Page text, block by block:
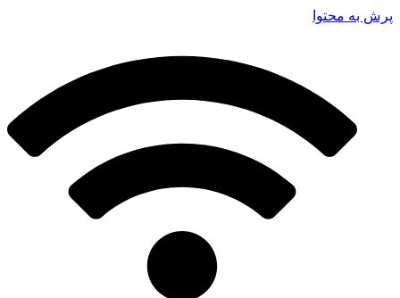
پرش به محتوا